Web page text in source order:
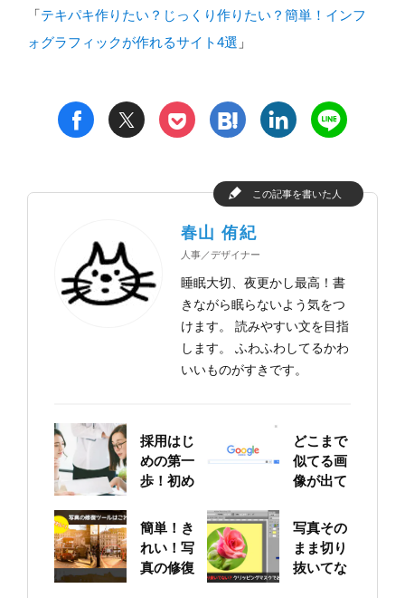
「テキパキ作りたい？じっくり作りたい？簡単！インフ
ォグラフィックが作れるサイト4選 」
f t p h l n
この記事を書いた人
春山 侑紀
人事／デザイナー
睡眠大切、夜更かし最高！書
きながら眠らないよう気をつ
けます。 読みやすい文を目指
します。 ふわふわしてるかわ
いいものがすきです。
採用はじ
めの第一
歩！初め
票作りに
挑戦
どこまで
似てる画
像が出て
Google
画像検索
を試して
簡単！き
れい！写
真の修復
写真その
まま切り
抜いてな